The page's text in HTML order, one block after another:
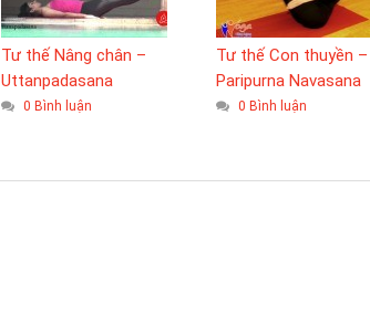
Tư thế Nâng chân –
Uttanpadasana
0 Bình luận
Tư thế Con thuyền –
Paripurna Navasana
0 Bình luận